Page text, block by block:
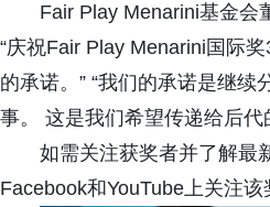
Fair Play Menarini基金会
“庆祝Fair Play Menarini国际
的承诺。” “我们的承诺是继
事。 这是我们希望传递给后代
如需关注获奖者并了解最
Facebook和YouTube上关注